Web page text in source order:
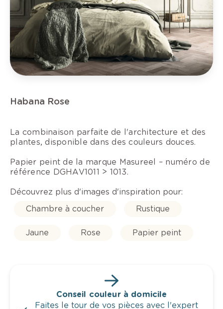
Habana Rose
La combinaison parfaite de l'architecture et des
plantes, disponible dans des couleurs douces.
Papier peint de la marque Masureel – numéro de
référence DGHAV1011 > 1013.
Découvrez plus d'images d'inspiration pour:
Chambre à coucher
Rustique
Jaune Rose Papier peint
Conseil couleur à domicile
Faites le tour de vos pièces avec l'expert